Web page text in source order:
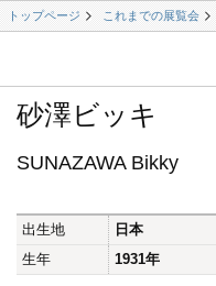
トップページ これまでの展覧会
砂澤ビッキ
SUNAZAWA Bikky
出生地
日本
生年
1931年